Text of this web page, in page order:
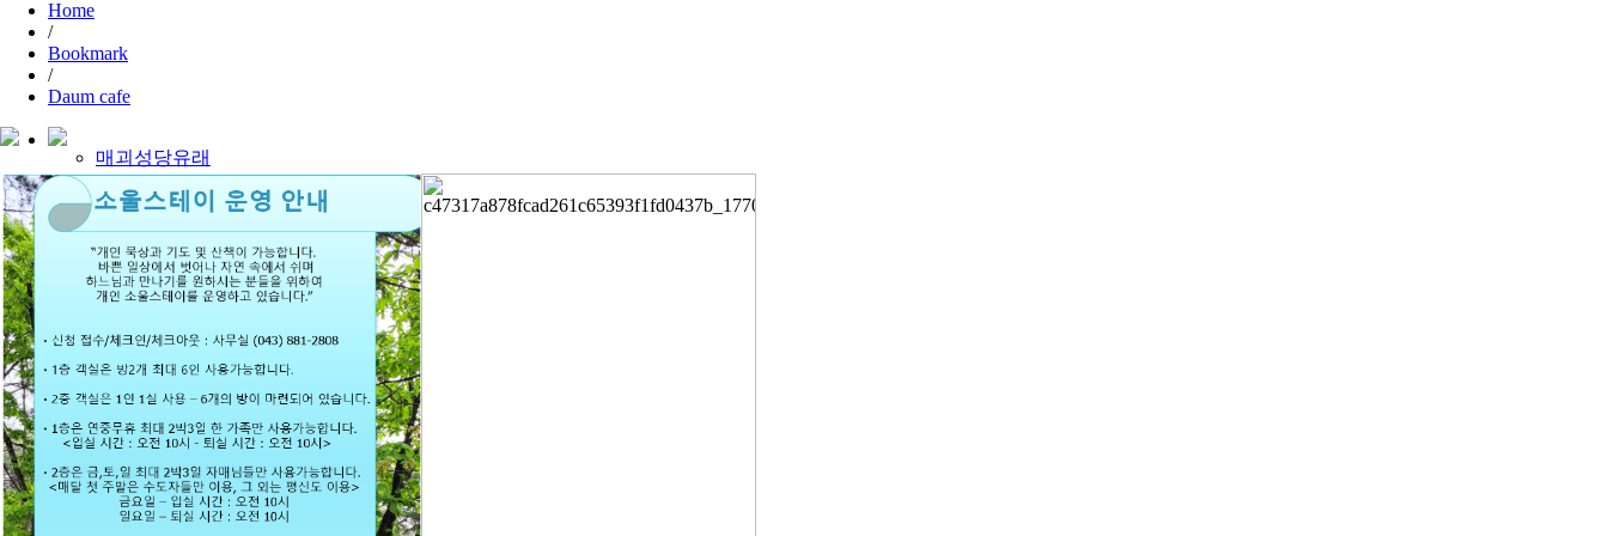
Home
/
Bookmark
/
Daum cafe
매괴성당유래
사랑의선교사
성모광장
수난받은성모님
성체거동
박물관
본당미사안내
오시는길
순례안내 및 예약
순례예약현황
전대사
순례지 후원 안내
본당소식
행사안내